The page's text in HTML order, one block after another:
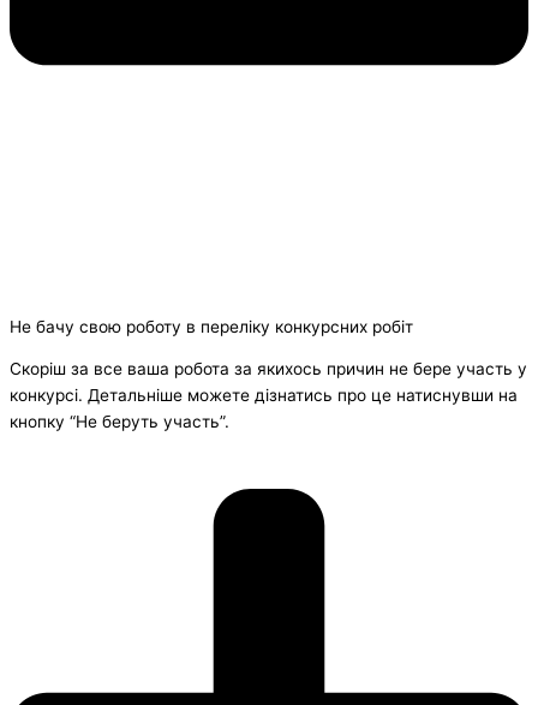
Не бачу свою роботу в переліку конкурсних робіт
Скоріш за все ваша робота за якихось причин не бере участь у
конкурсі. Детальніше можете дізнатись про це натиснувши на
кнопку “Не беруть участь”.